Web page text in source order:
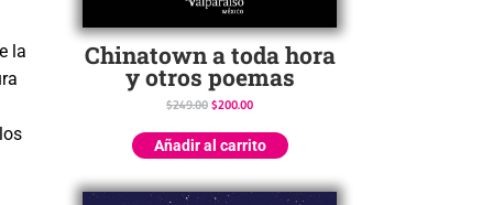
la
Chinatown a toda hora
y otros poemas
$249.00 $200.00
Añadir al carrito